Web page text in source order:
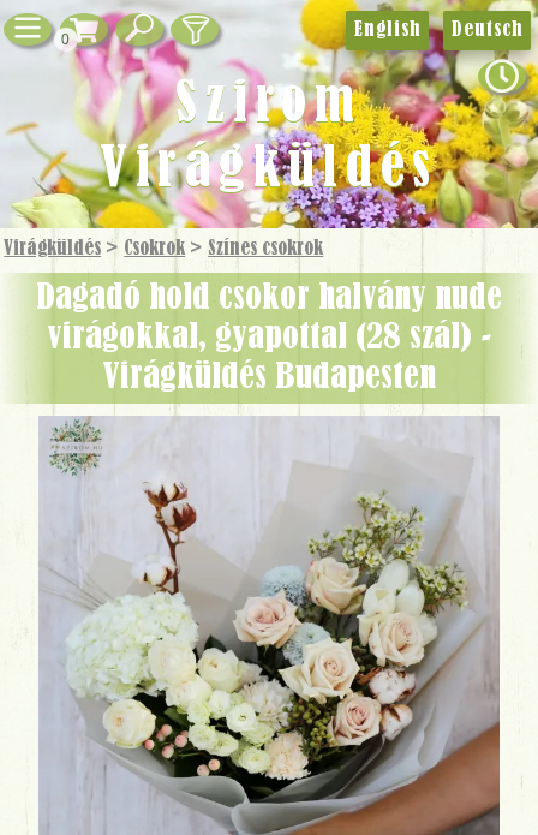
0
Virágküldés > Csokrok >Színes csokrok
Dagadó hold csokor halvány nude
virágokkal, gyapottal (28 szál) -
Virágküldés Budapesten
English Deutsch
Szirom
Virágküldés